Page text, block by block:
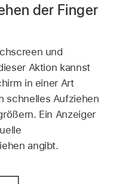
der Finger
und
Aktion kannst
in einer Art
schnelles Aufziehen
Ein Anzeiger
angibt.